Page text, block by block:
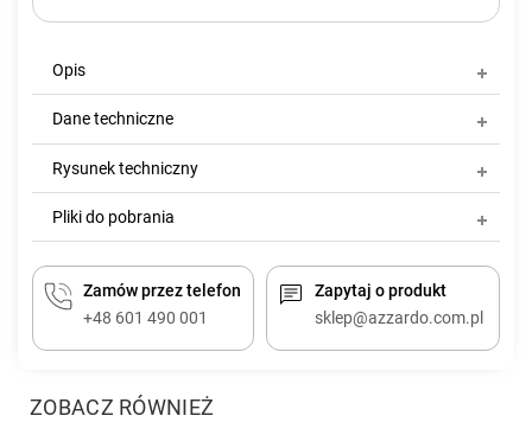
Opis
Dane techniczne
Rysunek techniczny
Pliki do pobrania
Zamów przez telefon
+48 601 490 001
Zapytaj o produkt
sklep@azzardo.com.pl
ZOBACZ RÓWNIEŻ